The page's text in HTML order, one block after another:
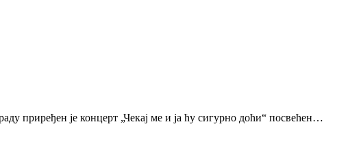
приређен је концерт „Чекај ме и ја ћу сигурно доћи“ посвећен…